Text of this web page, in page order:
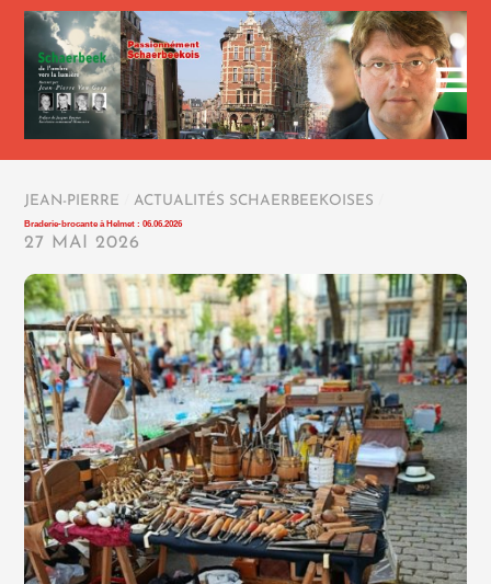
JEAN-PIERRE ACTUALITÉS SCHAERBEEKOISES
Braderie-brocante à Helmet : 06.06.2026
27 MAI 2026